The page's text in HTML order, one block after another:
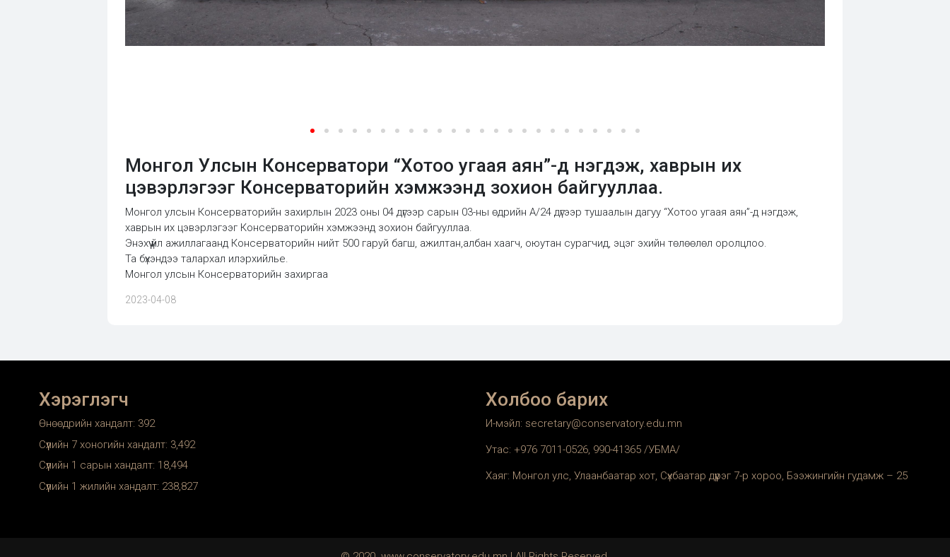
Монгол Улсын Консерватори “Хотоо угаая аян”-д нэгдэж, хаврын их
цэвэрлэгээг Консерваторийн хэмжээнд зохион байгууллаа.
Монгол улсын Консерваторийн захирлын 2023 оны 04 дүгээр сарын 03-ны өдрийн А/24 дүгээр тушаалын дагуу “Хотоо угаая аян”-д нэгдэж,
хаврын их цэвэрлэгээг Консерваторийн хэмжээнд зохион байгууллаа.
Энэхүү үйл ажиллагаанд Консерваторийн нийт 500 гаруй багш, ажилтан,албан хаагч, оюутан сурагчид, эцэг эхийн төлөөлөл оролцлоо.
Та бүхэндээ талархал илэрхийлье.
Монгол улсын Консерваторийн захиргаа
2023-04-08
Хэрэглэгч
Өнөөдрийн хандалт: 392
Сүүлийн 7 хоногийн хандалт: 3,492
Сүүлийн 1 сарын хандалт: 18,494
Сүүлийн 1 жилийн хандалт: 238,827
Холбоо барих
И-мэйл: secretary@conservatory.edu.mn
Утас: +976 7011-0526, 990-41365 /УБМА/
Хаяг: Монгол улс, Улаанбаатар хот, Сүхбаатар дүүрэг 7-р хороо, Бээжингийн гудамж – 25